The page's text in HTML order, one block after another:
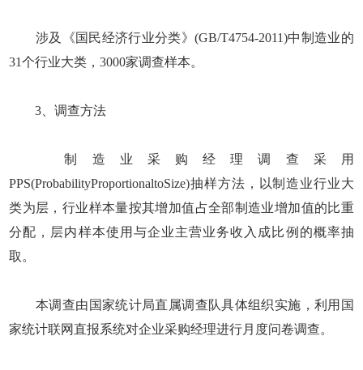
涉及《国民经济行业分类》(GB/T4754-2011)中制造业的
31个行业大类，3000家调查样本。
3、调查方法
制造业采购经理调查采用
PPS(ProbabilityProportionaltoSize)抽样方法，以制造业行业大
类为层，行业样本量按其增加值占全部制造业增加值的比重
分配，层内样本使用与企业主营业务收入成比例的概率抽
取。
本调查由国家统计局直属调查队具体组织实施，利用国
家统计联网直报系统对企业采购经理进行月度问卷调查。